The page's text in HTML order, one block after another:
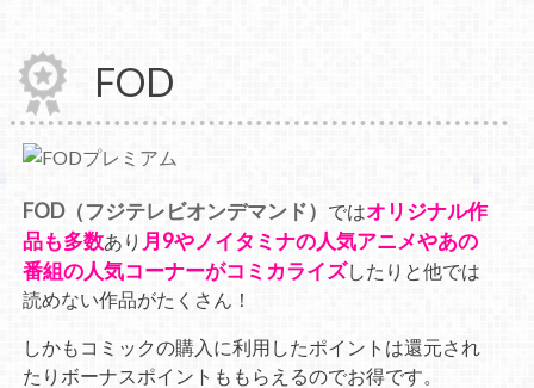
FOD
FOD（フジテレビオンデマンド） ではオリジナル作
品も多数あり 月9やノイタミナの人気アニメやあの
番組の人気コーナーがコミカライズしたりと他では
読めない作品がたくさん！
しかもコミックの購入に利用したポイントは還元され
たりボーナスポイントももらえるのでお得です。